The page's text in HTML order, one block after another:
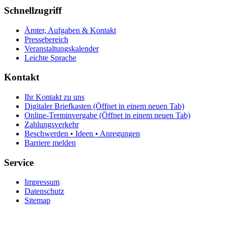
Schnellzugriff
Ämter, Aufgaben & Kontakt
Pressebereich
Veranstaltungskalender
Leichte Sprache
Kontakt
Ihr Kontakt zu uns
Digitaler Briefkasten (Öffnet in einem neuen Tab)
Online-Terminvergabe (Öffnet in einem neuen Tab)
Zahlungsverkehr
Beschwerden • Ideen • Anregungen
Barriere melden
Service
Impressum
Datenschutz
Sitemap